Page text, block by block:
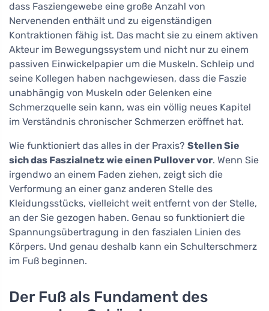
dass Fasziengewebe eine große Anzahl von
Nervenenden enthält und zu eigenständigen
Kontraktionen fähig ist. Das macht sie zu einem aktiven
Akteur im Bewegungssystem und nicht nur zu einem
passiven Einwickelpapier um die Muskeln. Schleip und
seine Kollegen haben nachgewiesen, dass die Faszie
unabhängig von Muskeln oder Gelenken eine
Schmerzquelle sein kann, was ein völlig neues Kapitel
im Verständnis chronischer Schmerzen eröffnet hat.
Wie funktioniert das alles in der Praxis? Stellen Sie
sich das Faszialnetz wie einen Pullover vor. Wenn Sie
irgendwo an einem Faden ziehen, zeigt sich die
Verformung an einer ganz anderen Stelle des
Kleidungsstücks, vielleicht weit entfernt von der Stelle,
an der Sie gezogen haben. Genau so funktioniert die
Spannungsübertragung in den faszialen Linien des
Körpers. Und genau deshalb kann ein Schulterschmerz
im Fuß beginnen.
Der Fuß als Fundament des